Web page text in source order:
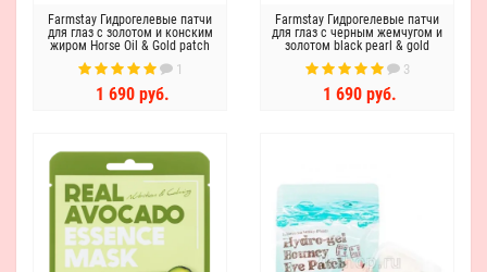
Farmstay Гидрогелевые патчи
для глаз с золотом и конским
жиром Horse Oil & Gold patch
1
1 690 руб.
Farmstay Гидрогелевые патчи
для глаз с черным жемчугом и
золотом black pearl & gold
patch
3
1 690 руб.